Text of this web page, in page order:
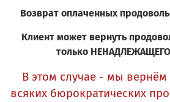
Возврат оплаченных
Клиент может вернуть
только НЕНАДЛЕЖАЩЕГО
В этом случае - мы вернём
всяких бюрократических